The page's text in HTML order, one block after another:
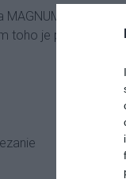
toho je prilba